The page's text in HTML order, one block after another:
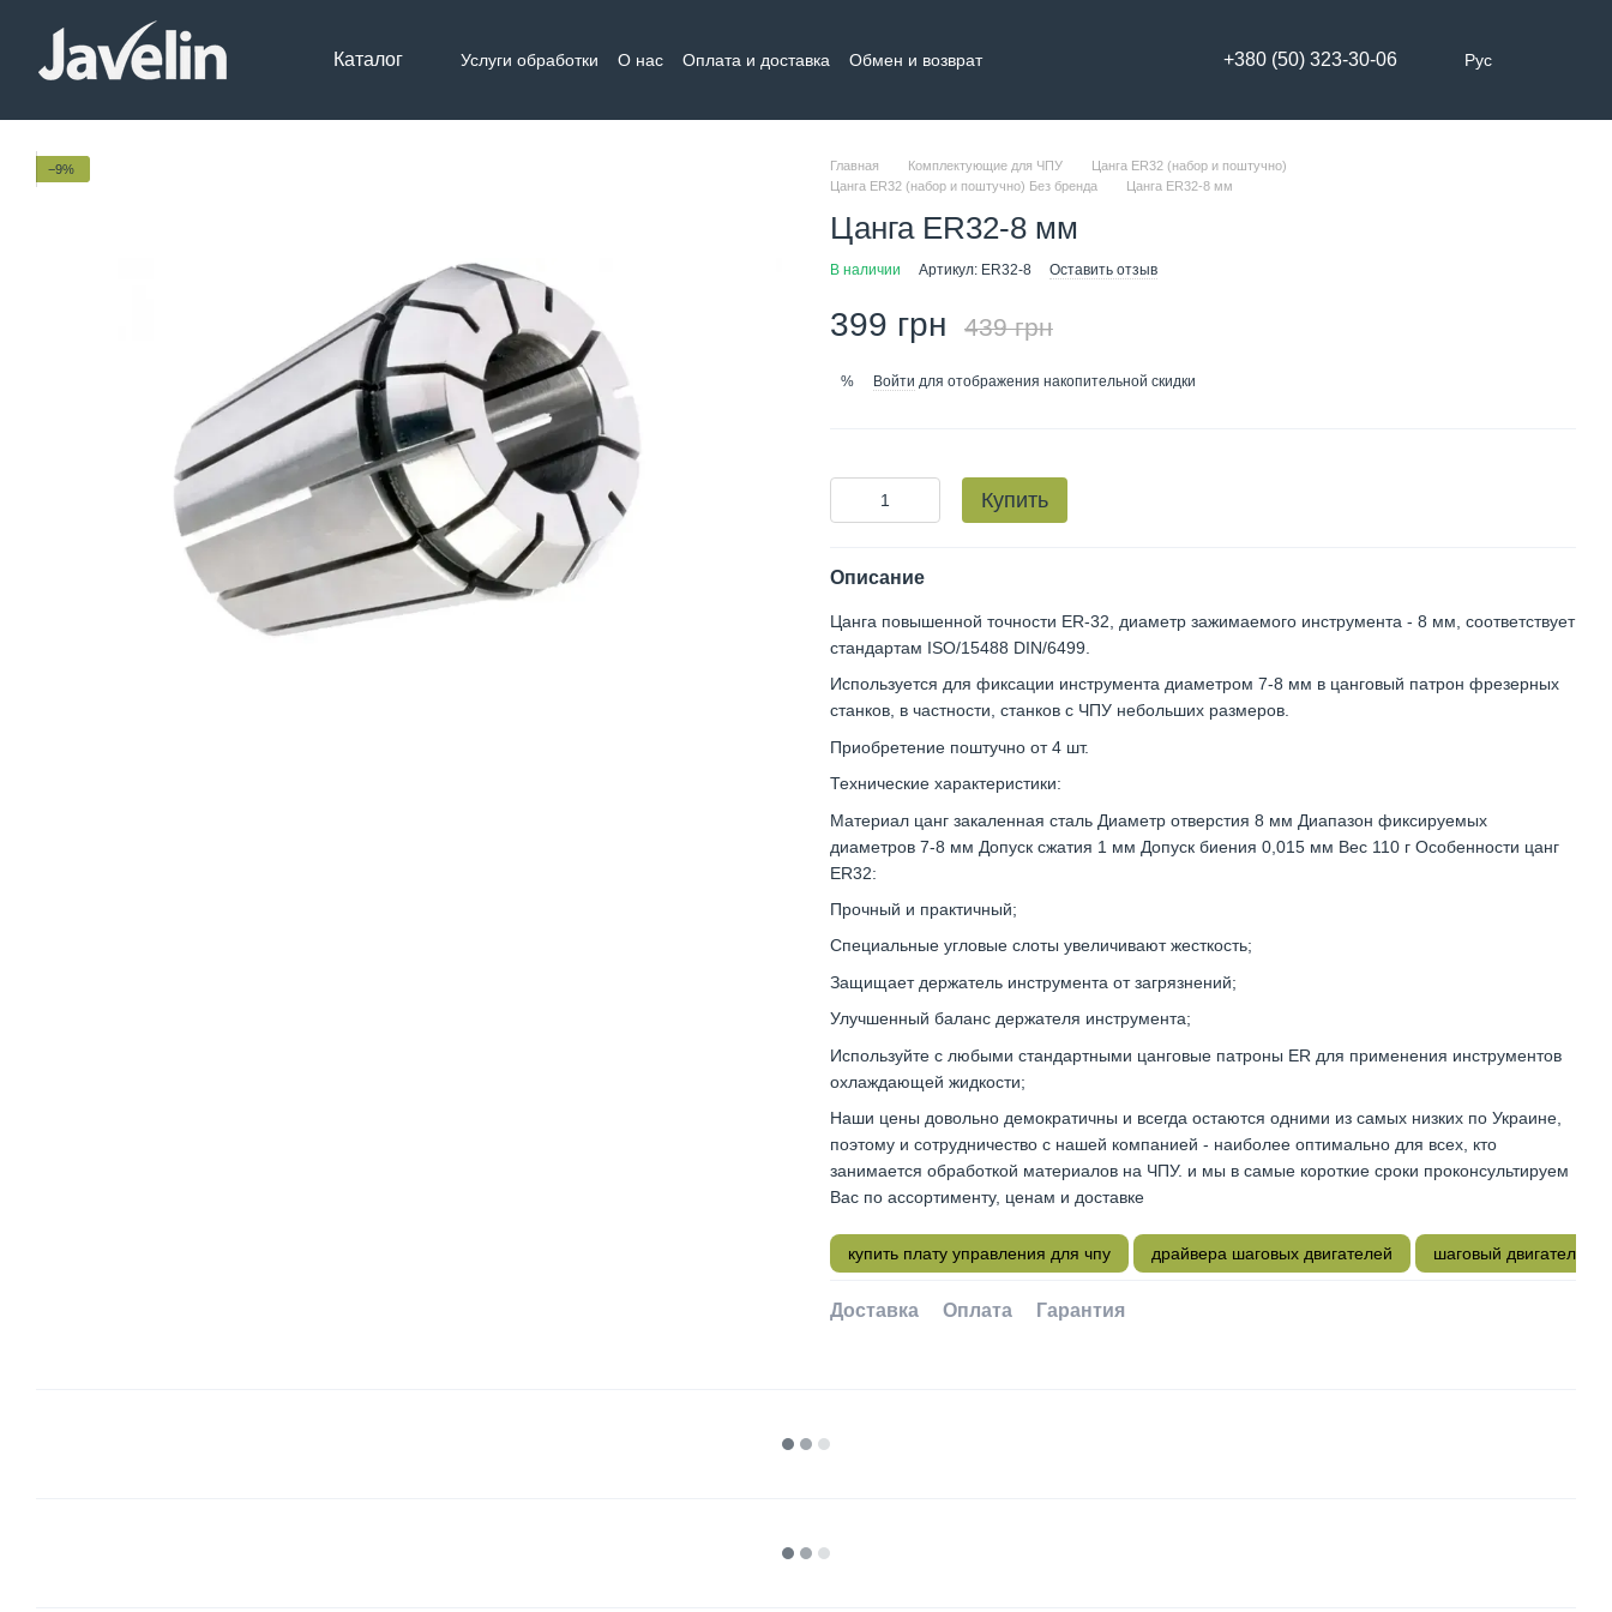
Перейти к основному контенту
Каталог Услуги обработки О нас Оплата и доставка
Обмен и возврат
+380 (50) 323-30-06 Рус
−9% Главная Комплектующие для ЧПУ
Цанга ER32 (набор и поштучно)
Цанга ER32 (набор и поштучно) Без бренда
Цанга ER32-8 мм
Цанга ER32-8 мм
В наличии Артикул: ER32-8 Оставить отзыв
399 грн 439 грн
% Войти для отображения накопительной скидки
Купить
Описание
Цанга повышенной точности ER-32, диаметр зажимаемого инструмента - 8 мм, соответствует
стандартам ISO/15488 DIN/6499.
Используется для фиксации инструмента диаметром 7-8 мм в цанговый патрон фрезерных
станков, в частности, станков с ЧПУ небольших размеров.
Приобретение поштучно от 4 шт.
Технические характеристики:
Материал цанг закаленная сталь Диаметр отверстия 8 мм Диапазон фиксируемых
диаметров 7-8 мм Допуск сжатия 1 мм Допуск биения 0,015 мм Вес 110 г Особенности цанг
ER32:
Прочный и практичный;
Специальные угловые слоты увеличивают жесткость;
Защищает держатель инструмента от загрязнений;
Улучшенный баланс держателя инструмента;
Используйте с любыми стандартными цанговые патроны ER для применения инструментов
охлаждающей жидкости;
Наши цены довольно демократичны и всегда остаются одними из самых низких по Украине,
поэтому и сотрудничество с нашей компанией - наиболее оптимально для всех, кто
занимается обработкой материалов на ЧПУ. и мы в самые короткие сроки проконсультируем
Вас по ассортименту, ценам и доставке
купить плату управления для чпу драйвера шаговых двигателей шаговый двигатель
Доставка Оплата Гарантия